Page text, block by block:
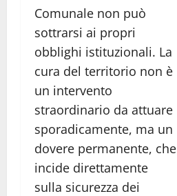
Comunale non può
sottrarsi ai propri
obblighi istituzionali. La
cura del territorio non è
un intervento
straordinario da attuare
sporadicamente, ma un
dovere permanente, che
incide direttamente
sulla sicurezza dei